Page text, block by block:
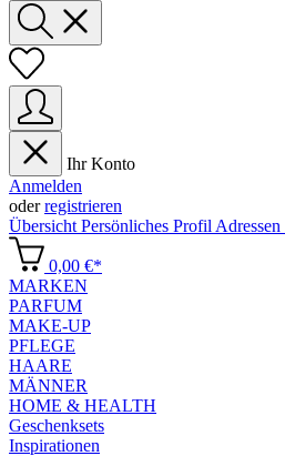
Ihr Konto
Anmelden
oderregistrieren
Übersicht Persönliches Profil Adressen
0,00 €*
MARKEN
PARFUM
MAKE-UP
PFLEGE
HAARE
MÄNNER
HOME & HEALTH
Geschenksets
Inspirationen